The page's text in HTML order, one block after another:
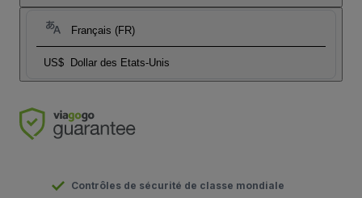
Français (FR)
US$ Dollar des Etats-Unis
Contrôles de sécurité de classe mondiale